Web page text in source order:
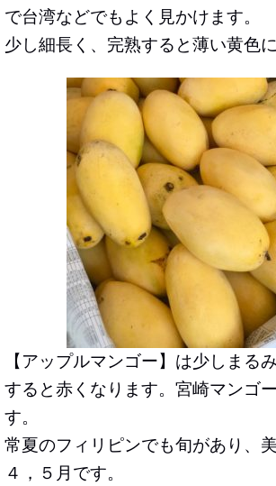
で台湾などでもよく見かけます。
少し細長く、完熟すると薄い黄色に
【 アップルマンゴー】は少しまる
すると赤くなります。宮崎マンゴ
す。
常夏のフィリピンでも旬があり、
４，５月です。